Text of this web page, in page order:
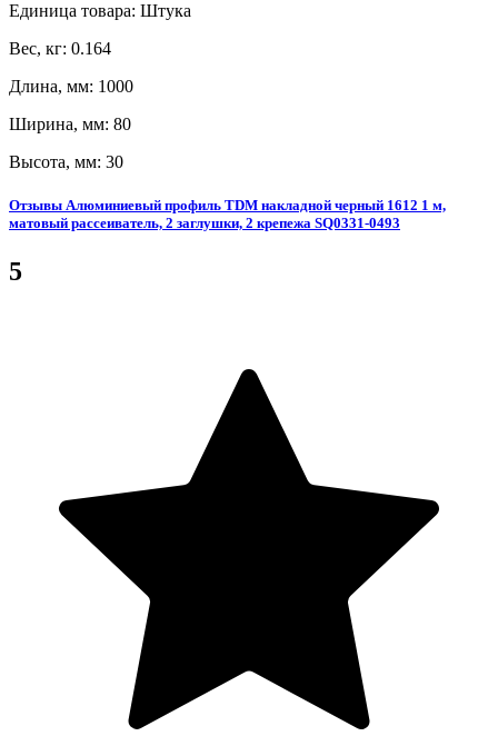
Единица товара: Штука
Вес, кг: 0.164
Длина, мм: 1000
Ширина, мм: 80
Высота, мм: 30
Отзывы Алюминиевый профиль TDM накладной черный 1612 1 м,
матовый рассеиватель, 2 заглушки, 2 крепежа SQ0331-0493
5